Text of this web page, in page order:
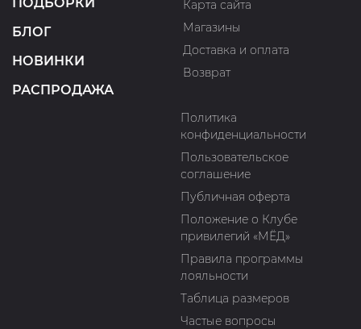
БЛОГ
НОВИНКИ
РАСПРОДАЖА
Карта сайта
Магазины
Доставка и оплата
Возврат
Политика
конфиденциальности
Пользовательское
соглашение
Публичная оферта
Положение о Клубе
привилегий «МЁД»
Правила программы
лояльности
Таблица размеров
Частые вопросы